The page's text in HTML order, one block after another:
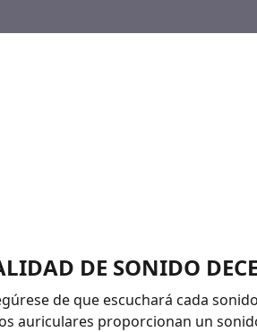
DE SONIDO
de que escuchará cada
auriculares proporcionan un